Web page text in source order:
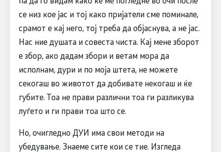
се низ кое јас и тој како пријатели сме поминале,
срамот е кај него, тој треба да објаснува, а не јас.
Нас ние душата и совеста чиста. Кај мене зборот
е збор, ако дадам збори и ветам мора да
исполнам, дури и по моја штета, не можете
секогаш во животот да добивате некогаш и ќе
губите. Тоа не прави различни тоа ги разликува
луѓето и ги прави тоа што се.
Но, очигледно ДУИ има свои методи на
убедување. Знаеме сите кои се тие. Изгледа